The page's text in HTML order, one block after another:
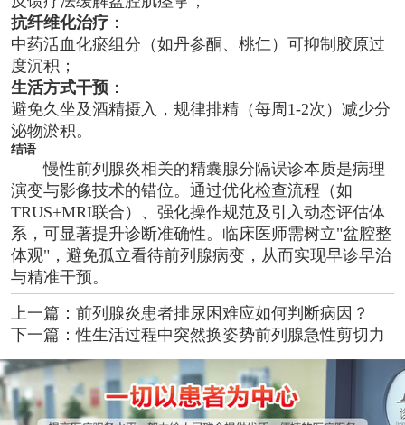
抗纤维化治疗：
中药活血化瘀组分（如丹参酮、桃仁）可抑制胶原过
度沉积；
生活方式干预：
避免久坐及酒精摄入，规律排精（每周1-2次）减少分
泌物淤积。
结语
慢性前列腺炎相关的精囊腺分隔误诊本质是病理
演变与影像技术的错位。通过优化检查流程（如
TRUS+MRI联合）、强化操作规范及引入动态评估体
系，可显著提升诊断准确性。临床医师需树立"盆腔整
体观"，避免孤立看待前列腺病变，从而实现早诊早治
与精准干预。
上一篇： 前列腺炎患者排尿困难应如何判断病因？
下一篇：性生活过程中突然换姿势前列腺急性剪切力